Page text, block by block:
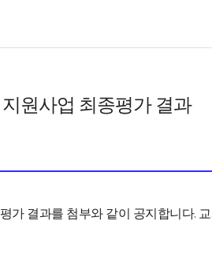
원사업 최종평가 결과
결과를 첨부와 같이 공지합니다.